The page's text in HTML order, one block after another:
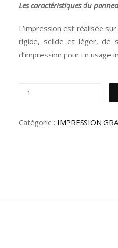
Les caractéristiques du
L’impression est réalisée
rigide, solide et léger, de
d’impression pour un usage
Catégorie : IMPRESSION